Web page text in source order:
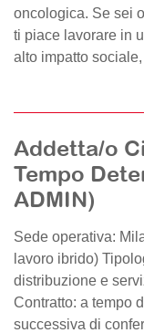
oncologica. Se sei
ti piace lavorare in
alto impatto
Addetta/o
Tempo
ADMIN)
Sede operativa:
lavoro ibrido)
distribuzione e
Contratto: a tempo
successiva di